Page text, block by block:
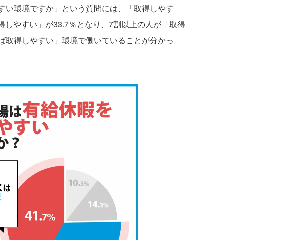
環境ですか」という質問には、「取得しやす
しやすい」が33.7％となり、7割以上の人が「取得
取得しやすい」環境で働いていることが分かっ